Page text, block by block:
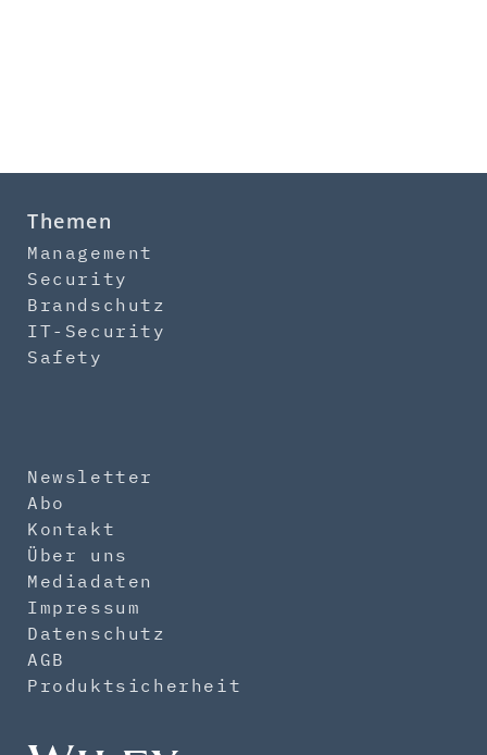
Themen
Management
Security
Brandschutz
IT-Security
Safety
Newsletter
Abo
Kontakt
Über uns
Mediadaten
Impressum
Datenschutz
AGB
Produktsicherheit